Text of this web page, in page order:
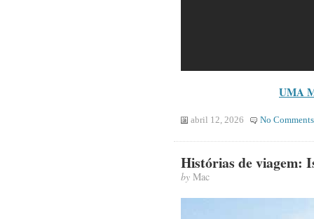
UMA
abril 12, 2026 No Comments
Histórias de viagem:
byMac